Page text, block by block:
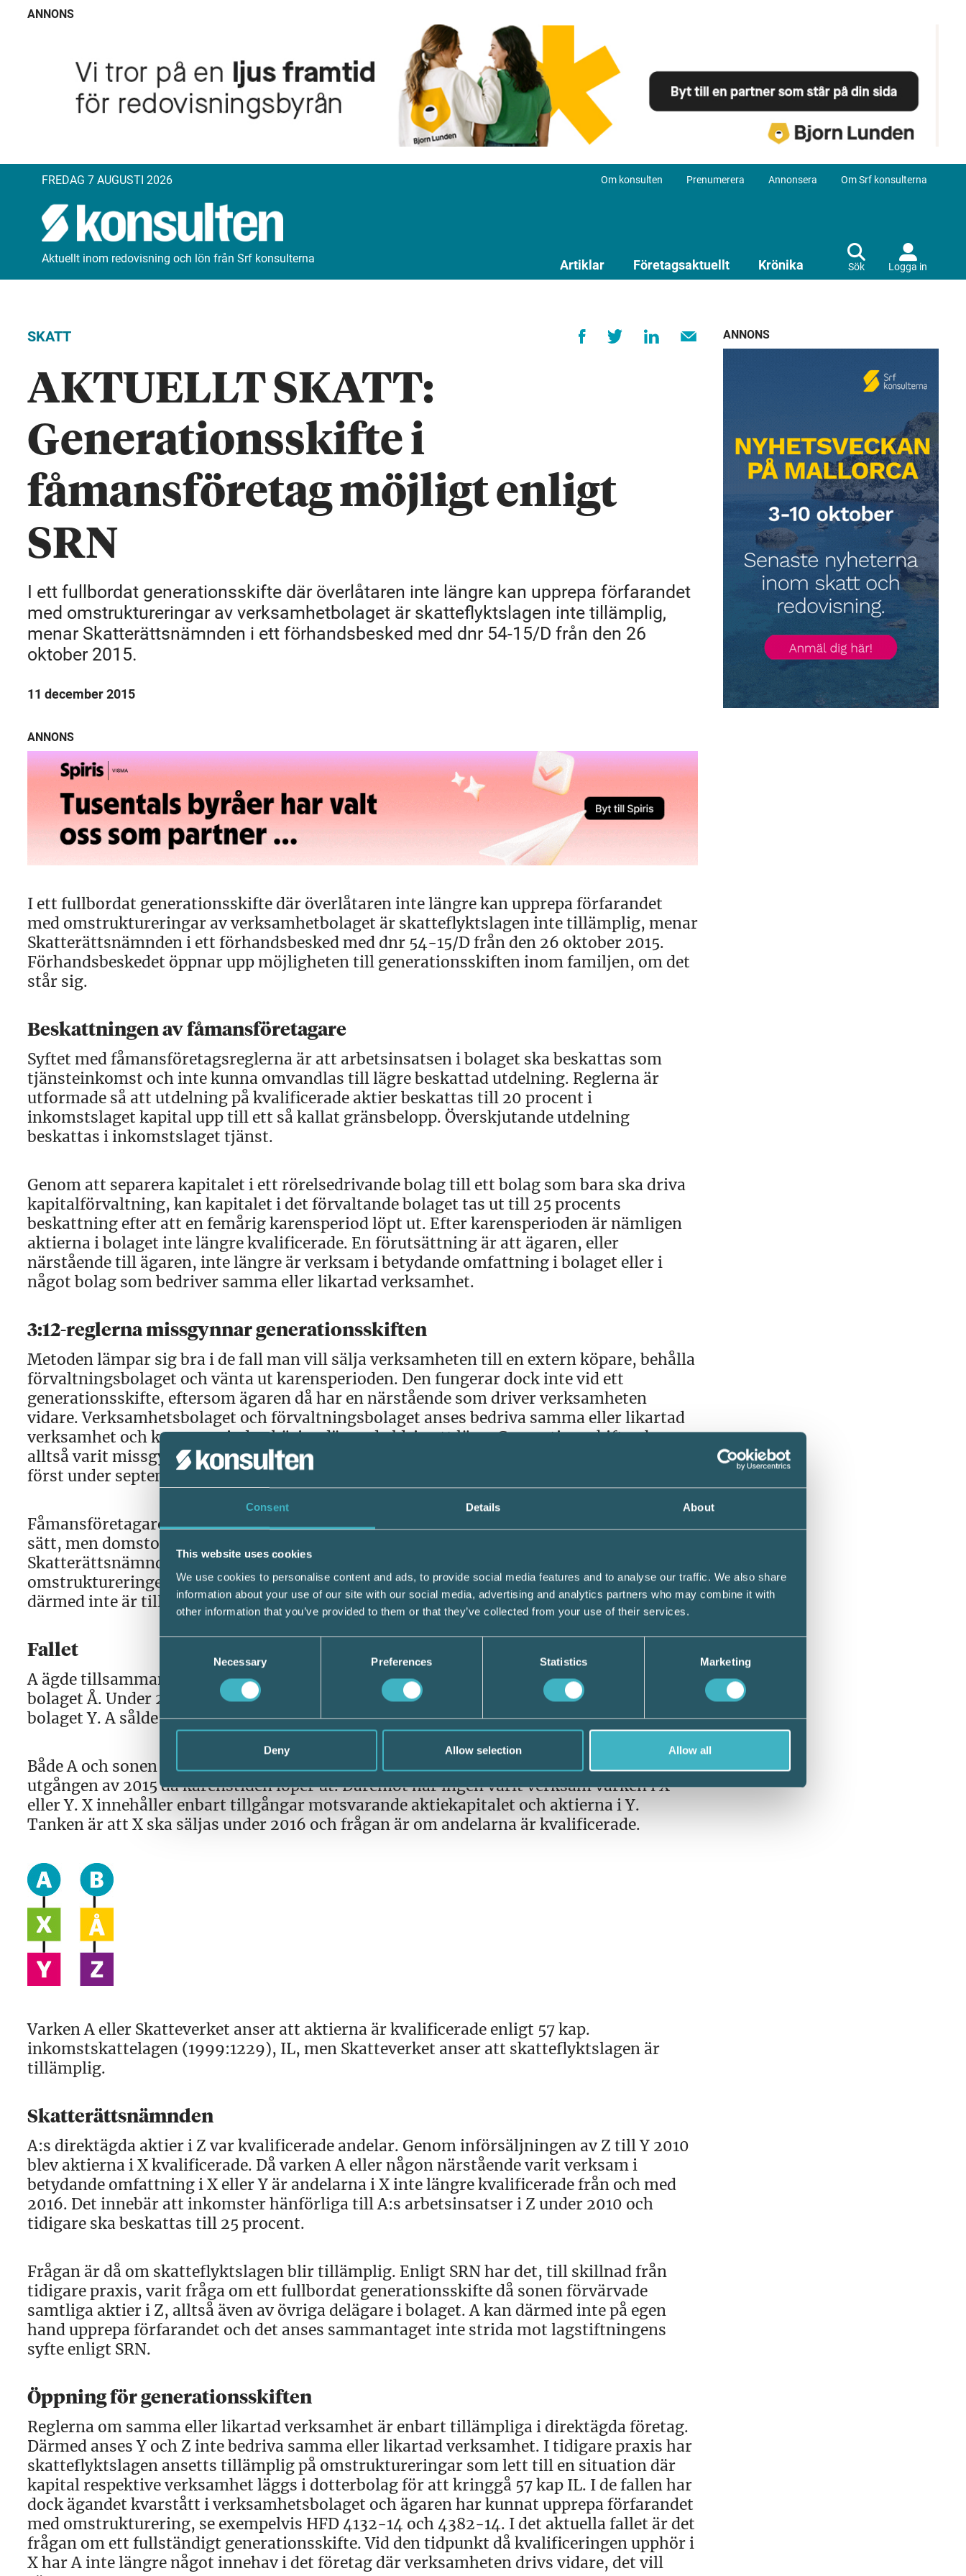
Consent Details About
This website uses cookies
We use cookies to personalise content and ads, to provide social media features and to analyse our traffic. We also share
information about your use of our site with our social media, advertising and analytics partners who may combine it with
other information that you’ve provided to them or that they’ve collected from your use of their services.
Necessary Preferences Statistics Marketing
Deny Allow selection Allow all
ANNONS
FREDAG 7 AUGUSTI 2026 Om konsulten Prenumerera Annonsera Om Srf konsulterna
Aktuellt inom redovisning och lön från Srf konsulterna Artiklar Företagsaktuellt Krönika Sök Logga in
SKATT
AKTUELLT SKATT:
Generationsskifte i
fåmansföretag möjligt enligt
SRN
I ett fullbordat generationsskifte där överlåtaren inte längre kan upprepa förfarandet
med omstruktureringar av verksamhetbolaget är skatteflyktslagen inte tillämplig,
menar Skatterättsnämnden i ett förhandsbesked med dnr 54-15/D från den 26
oktober 2015.
11 december 2015
ANNONS
I ett fullbordat generationsskifte där överlåtaren inte längre kan upprepa förfarandet
med omstruktureringar av verksamhetbolaget är skatteflyktslagen inte tillämplig, menar
Skatterättsnämnden i ett förhandsbesked med dnr 54-15/D från den 26 oktober 2015.
Förhandsbeskedet öppnar upp möjligheten till generationsskiften inom familjen, om det
står sig.
Beskattningen av fåmansföretagare
Syftet med fåmansföretagsreglerna är att arbetsinsatsen i bolaget ska beskattas som
tjänsteinkomst och inte kunna omvandlas till lägre beskattad utdelning. Reglerna är
utformade så att utdelning på kvalificerade aktier beskattas till 20 procent i
inkomstslaget kapital upp till ett så kallat gränsbelopp. Överskjutande utdelning
beskattas i inkomstslaget tjänst.
Genom att separera kapitalet i ett rörelsedrivande bolag till ett bolag som bara ska driva
kapitalförvaltning, kan kapitalet i det förvaltande bolaget tas ut till 25 procents
beskattning efter att en femårig karensperiod löpt ut. Efter karensperioden är nämligen
aktierna i bolaget inte längre kvalificerade. En förutsättning är att ägaren, eller
närstående till ägaren, inte längre är verksam i betydande omfattning i bolaget eller i
något bolag som bedriver samma eller likartad verksamhet.
3:12-reglerna missgynnar generationsskiften
Metoden lämpar sig bra i de fall man vill sälja verksamheten till en extern köpare, behålla
förvaltningsbolaget och vänta ut karensperioden. Den fungerar dock inte vid ett
generationsskifte, eftersom ägaren då har en närstående som driver verksamheten
vidare. Verksamhetsbolaget och förvaltningsbolaget anses bedriva samma eller likartad
verksamhet och karensperioden börjar därmed aldrig att löpa. Generationsskiften har
alltså varit missgynnade och reglerna håller på att ses över. Ett betänkande väntas dock
först under september 2016 och nya regler kan dröja till 2018.
Fåmansföretagare har försökt komma runt reglerna genom omstruktureringar på olika
sätt, men domstolarna har ansett att skatteflyktslagen har varit tillämplig. Nu har
Skatterättsnämnden, SRN, lämnat ett förhandsbesked där man anser att
omstruktureringen inte strider mot lagstiftningens syfte och att skatteflyktslagen
därmed inte är tillämplig.
Fallet
A ägde tillsamman med två ytterliga personer verksamhetsbolaget Z. A:s son B ägde
bolaget Å. Under 2010 gjordes en omstrukturering där A förvärvade bolaget X som äger
bolaget Y. A sålde sina aktier i Z till Y och därefter sålde samtliga delägare Z vidare till Å.
Både A och sonen B ses som verksamma i betydande omfattning i Z, A till och med
utgången av 2015 då karenstiden löper ut. Däremot har ingen varit verksam varken i X
eller Y. X innehåller enbart tillgångar motsvarande aktiekapitalet och aktierna i Y.
Tanken är att X ska säljas under 2016 och frågan är om andelarna är kvalificerade.
Varken A eller Skatteverket anser att aktierna är kvalificerade enligt 57 kap.
inkomstskattelagen (1999:1229), IL, men Skatteverket anser att skatteflyktslagen är
tillämplig.
Skatterättsnämnden
A:s direktägda aktier i Z var kvalificerade andelar. Genom införsäljningen av Z till Y 2010
blev aktierna i X kvalificerade. Då varken A eller någon närstående varit verksam i
betydande omfattning i X eller Y är andelarna i X inte längre kvalificerade från och med
2016. Det innebär att inkomster hänförliga till A:s arbetsinsatser i Z under 2010 och
tidigare ska beskattas till 25 procent.
Frågan är då om skatteflyktslagen blir tillämplig. Enligt SRN har det, till skillnad från
tidigare praxis, varit fråga om ett fullbordat generationsskifte då sonen förvärvade
samtliga aktier i Z, alltså även av övriga delägare i bolaget. A kan därmed inte på egen
hand upprepa förfarandet och det anses sammantaget inte strida mot lagstiftningens
syfte enligt SRN.
Öppning för generationsskiften
Reglerna om samma eller likartad verksamhet är enbart tillämpliga i direktägda företag.
Därmed anses Y och Z inte bedriva samma eller likartad verksamhet. I tidigare praxis har
skatteflyktslagen ansetts tillämplig på omstruktureringar som lett till en situation där
kapital respektive verksamhet läggs i dotterbolag för att kringgå 57 kap IL. I de fallen har
dock ägandet kvarstått i verksamhetsbolaget och ägaren har kunnat upprepa förfarandet
med omstrukturering, se exempelvis HFD 4132-14 och 4382-14. I det aktuella fallet är det
frågan om ett fullständigt generationsskifte. Vid den tidpunkt då kvalificeringen upphör i
X har A inte längre något innehav i det företag där verksamheten drivs vidare, det vill
ANNONS